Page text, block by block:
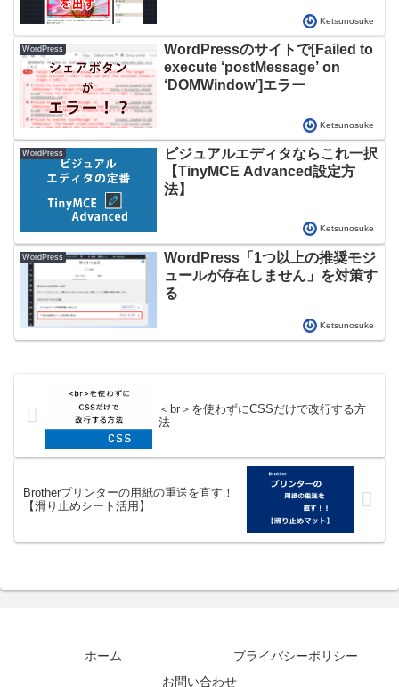
Ketsunosuke
WordPress
WordPressのサイトで[Failed to
execute ‘postMessage’ on
‘DOMWindow’]エラー
Ketsunosuke
WordPress
ビジュアルエディタならこれ一択
【TinyMCE Advanced設定方
法】
Ketsunosuke
WordPress
WordPress「1つ以上の推奨モジ
ュールが存在しません」を対策す
る
Ketsunosuke
＜br＞を使わずにCSSだけで改行する方
法
Brotherプリンターの用紙の重送を直す！
【滑り止めシート活用】
ホーム
プライバシーポリシー
お問い合わせ